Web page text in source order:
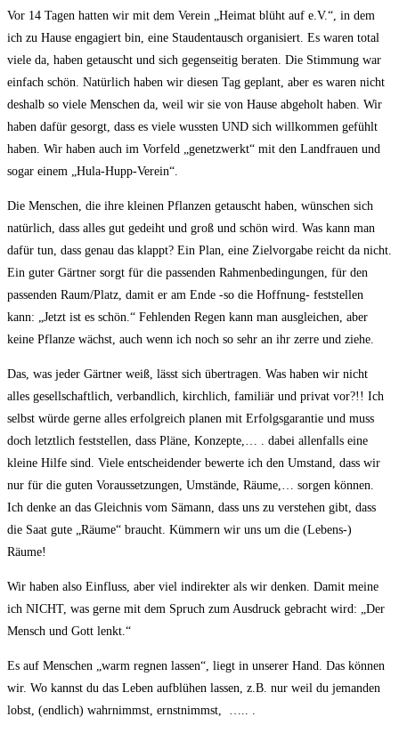
Vor 14 Tagen hatten wir mit dem Verein „Heimat blüht auf e.V.“, in dem
ich zu Hause engagiert bin, eine Staudentausch organisiert. Es waren total
viele da, haben getauscht und sich gegenseitig beraten. Die Stimmung war
einfach schön. Natürlich haben wir diesen Tag geplant, aber es waren nicht
deshalb so viele Menschen da, weil wir sie von Hause abgeholt haben. Wir
haben dafür gesorgt, dass es viele wussten UND sich willkommen gefühlt
haben. Wir haben auch im Vorfeld „genetzwerkt“ mit den Landfrauen und
sogar einem „Hula-Hupp-Verein“.
Die Menschen, die ihre kleinen Pflanzen getauscht haben, wünschen sich
natürlich, dass alles gut gedeiht und groß und schön wird. Was kann man
dafür tun, dass genau das klappt? Ein Plan, eine Zielvorgabe reicht da nicht.
Ein guter Gärtner sorgt für die passenden Rahmenbedingungen, für den
passenden Raum/Platz, damit er am Ende -so die Hoffnung- feststellen
kann: „Jetzt ist es schön.“ Fehlenden Regen kann man ausgleichen, aber
keine Pflanze wächst, auch wenn ich noch so sehr an ihr zerre und ziehe.
Das, was jeder Gärtner weiß, lässt sich übertragen. Was haben wir nicht
alles gesellschaftlich, verbandlich, kirchlich, familiär und privat vor?!! Ich
selbst würde gerne alles erfolgreich planen mit Erfolgsgarantie und muss
doch letztlich feststellen, dass Pläne, Konzepte,… . dabei allenfalls eine
kleine Hilfe sind. Viele entscheidender bewerte ich den Umstand, dass wir
nur für die guten Voraussetzungen, Umstände, Räume,… sorgen können.
Ich denke an das Gleichnis vom Sämann, dass uns zu verstehen gibt, dass
die Saat gute „Räume“ braucht. Kümmern wir uns um die (Lebens-)
Räume!
Wir haben also Einfluss, aber viel indirekter als wir denken. Damit meine
ich NICHT, was gerne mit dem Spruch zum Ausdruck gebracht wird: „Der
Mensch und Gott lenkt.“
Es auf Menschen „warm regnen lassen“, liegt in unserer Hand. Das können
wir. Wo kannst du das Leben aufblühen lassen, z.B. nur weil du jemanden
lobst, (endlich) wahrnimmst, ernstnimmst, ….. .